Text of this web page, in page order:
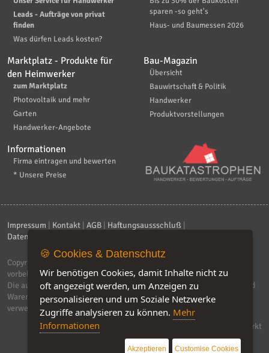
Leads - Aufträge von privat
finden
Was dürfen Leads kosten?
sparen -so geht's
Haus- und Baumessen 2026
Marktplatz - Produkte für
den Heimwerker
zum Marktplatz
Photovoltaik und mehr
Garten
Handwerker-Angebote
Bau-Magazin
Übersicht
Bauwirtschaft & Politik
Handwerker
Produktvorstellungen
Informationen
Firma eintragen und bewerten
* Unsere Preise
Impressum Kontakt AGB Haftungsaussschluß
Datenschutzerklärung
Copyright © 2026
vorbehalten.
Die auf dieser Seite verwendeten Produktbezeichnungen, Namen und
Warenzeichen sind Eigentum der jeweiligen Firmen. Unser Portal
verwendet Affiliat-Links, für dir wir Geld erhalten.
Software by IQ-Markt
🍪 Cookies & Datenschutz
Wir benötigen Cookies, damit Inhalte nicht zu
oft angezeigt werden, um Anzeigen zu
personalisieren und um Soziale Netzwerke
Zugriffe analysieren zu können. Mehr
Informationen
Akzeptieren Customise Cookies